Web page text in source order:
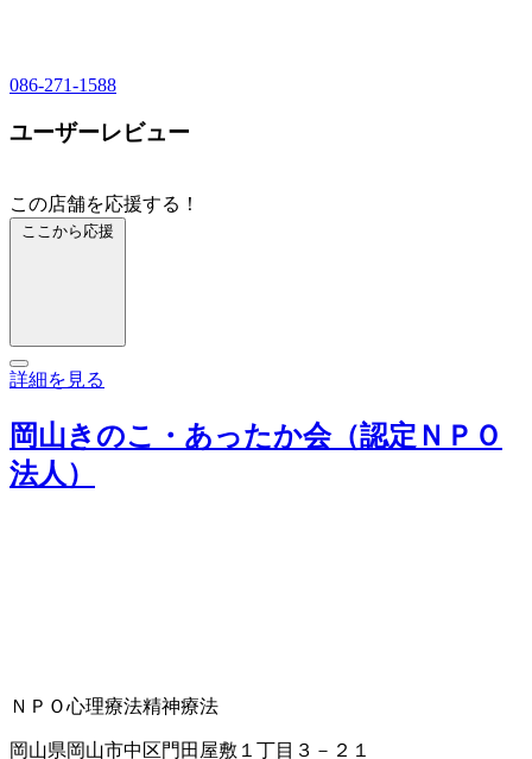
086-271-1588
ユーザーレビュー
この店舗を応援する！
ここから応援
詳細を見る
岡山きのこ・あったか会（認定ＮＰＯ
法人）
ＮＰＯ心理療法精神療法
岡山県岡山市中区門田屋敷１丁目３－２１